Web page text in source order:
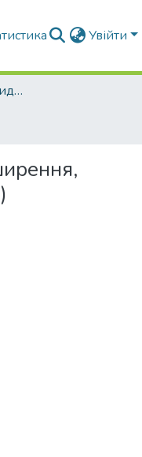
Увійти
Навчальні та наукові видання